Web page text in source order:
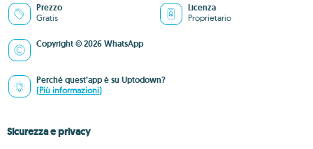
Prezzo
Gratis
Licenza
Proprietario
Copyright © 2026 WhatsApp
Perché quest’app è su Uptodown?
(Più informazioni)
Sicurezza e privacy